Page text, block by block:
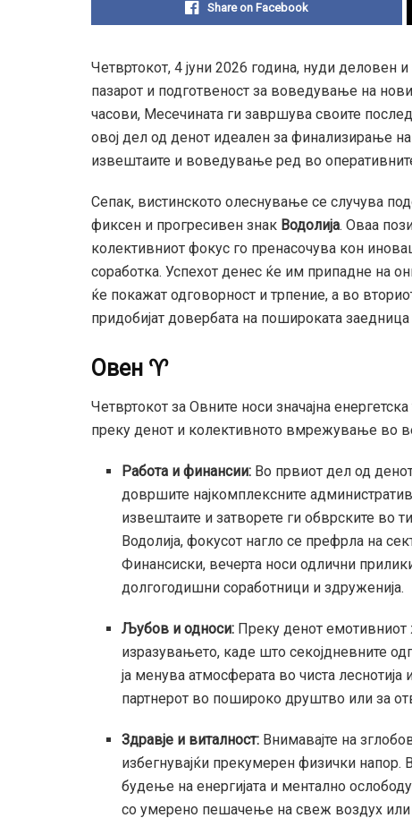
Share on Facebook
Четвртокот, 4 јуни 2026 година, нуди деловен
пазарот и подготвеност за воведување на
часови, Месечината ги завршува своите
овој дел од денот идеален за финализирање
извештаите и воведување ред во
Сепак, вистинското олеснување се случува
фиксен и прогресивен знак Водолија. Оваа
колективниот фокус го пренасочува кон
соработка. Успехот денес ќе им припадне на
ќе покажат одговорност и трпение, а во
придобијат довербата на пошироката
Овен ♈
Четвртокот за Овните носи значајна
преку денот и колективното вмрежување во
Работа и финансии: Во првиот дел од
довршите најкомплексните
извештаите и затворете ги обврските во
Водолија, фокусот нагло се префрла на
Финансиски, вечерта носи одлични
долгогодишни соработници и здруженија.
Љубов и односи: Преку денот емотивниот
изразувањето, каде што секојдневните
ја менува атмосферата во чиста
партнерот во пошироко друштво или за
Здравје и виталност: Внимавајте на
избегнувајќи прекумерен физички напор.
будење на енергијата и ментално
со умерено пешачење на свеж воздух или